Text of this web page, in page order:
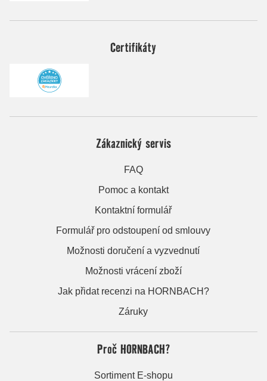
Certifikáty
Zákaznický servis
FAQ
Pomoc a kontakt
Kontaktní formulář
Formulář pro odstoupení od smlouvy
Možnosti doručení a vyzvednutí
Možnosti vrácení zboží
Jak přidat recenzi na HORNBACH?
Záruky
Proč HORNBACH?
Sortiment E-shopu